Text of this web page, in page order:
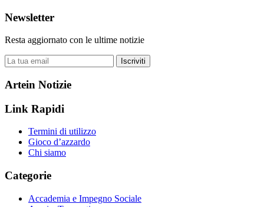
Newsletter
Resta aggiornato con le ultime notizie
Iscriviti
Artein Notizie
Link Rapidi
Termini di utilizzo
Gioco d’azzardo
Chi siamo
Categorie
Accademia e Impegno Sociale